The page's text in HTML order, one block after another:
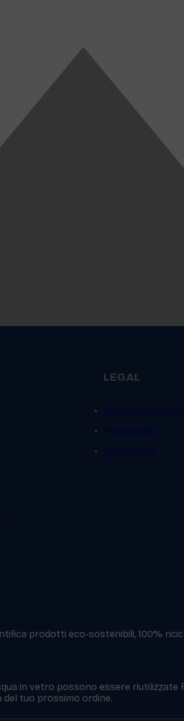
prodotti eco-sostenibili, 100%
in vetro possono essere
tuo prossimo ordine.
LEGAL